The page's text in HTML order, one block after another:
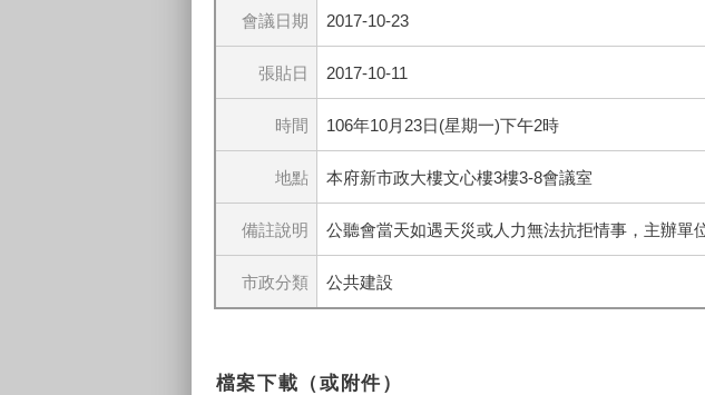
會議日期 2017-10-23
張貼日 2017-10-11
時間 106年10月23日(星期一)下午2時
地點 本府新市政大樓文心樓3樓3-8會議室
備註說明 公聽會當天如遇天災或人力無法抗拒情事，主辦
市政分類 公共建設
檔案下載（或附件）